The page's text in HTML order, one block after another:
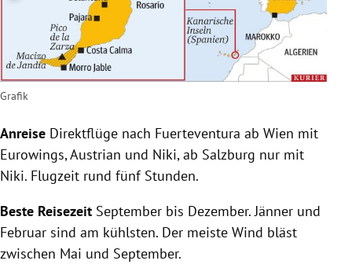
Grafik
Anreise Direktflüge nach Fuerteventura ab Wien mit
Eurowings, Austrian und Niki, ab Salzburg nur mit
Niki. Flugzeit rund fünf Stunden.
Beste Reisezeit September bis Dezember. Jänner und
Februar sind am kühlsten. Der meiste Wind bläst
zwischen Mai und September.